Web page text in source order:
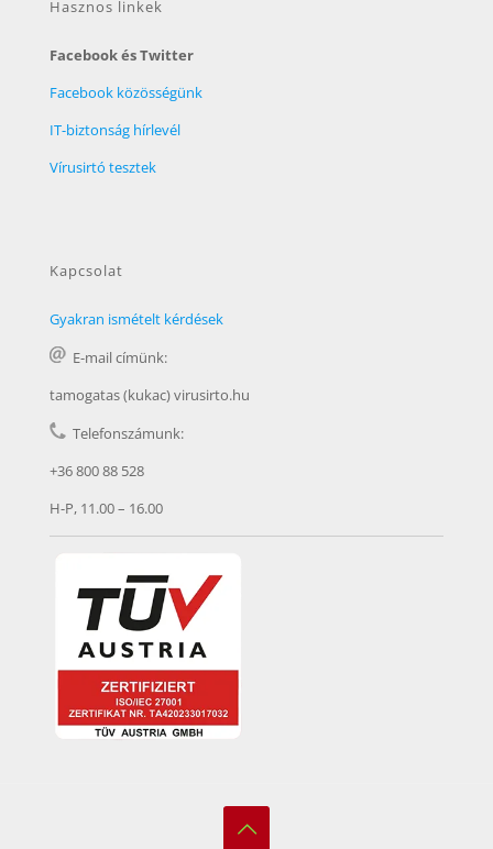
Hasznos linkek
Facebook és Twitter
Facebook közösségünk
IT-biztonság hírlevél
Vírusirtó tesztek
Kapcsolat
Gyakran ismételt kérdések
E-mail címünk:
tamogatas (kukac) virusirto.hu
Telefonszámunk:
+36 800 88 528
H-P, 11.00 – 16.00